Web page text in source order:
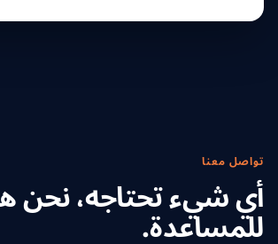
تواصل معنا
أي شيء تحتاجه، نحن
للمساعدة.